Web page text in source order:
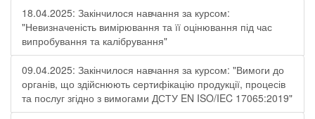
18.04.2025: Закінчилося навчання за курсом:
"Невизначеність вимірювання та її оцінювання під час
випробування та калібрування"
09.04.2025: Закінчилося навчання за курсом: "Вимоги до
органів, що здійснюють сертифікацію продукції, процесів
та послуг згідно з вимогами ДСТУ EN ISO/IEC 17065:2019"